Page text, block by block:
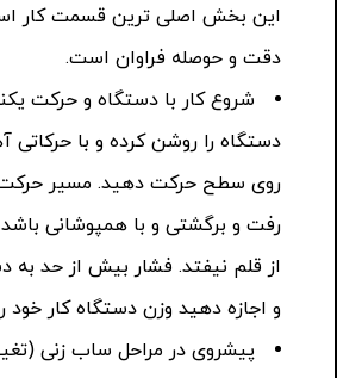
این بخش اصلی ترین قسمت کار
دقت و حوصله فراوان است.
شروع کار با دستگاه و حرکت
دستگاه را روشن کرده و با
روی سطح حرکت دهید. مسیر حرکت
رفت و برگشتی و با همپوشانی
از قلم نیفتد. فشار بیش از حد به
و اجازه دهید وزن دستگاه کار خود
پیشروی در مراحل ساب زنی